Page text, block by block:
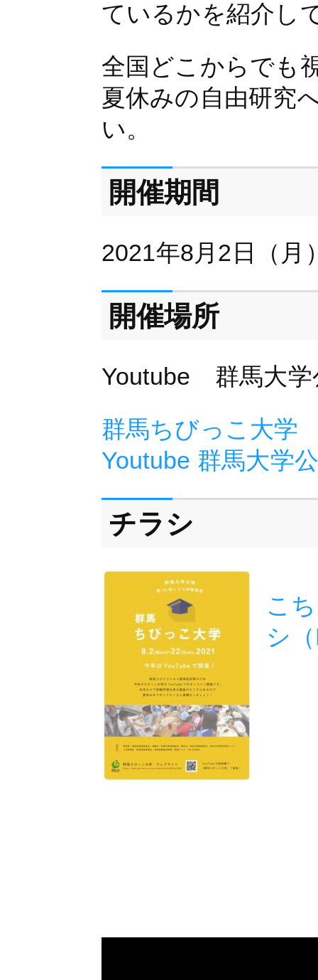
ているかを紹介し
全国どこからでも
夏休みの自由研究
い。
開催期間
2021年8月2日（月
開催場所
Youtube 群馬大学
群馬ちびっこ大学
Youtube 群馬大学
チラシ
こ
シ